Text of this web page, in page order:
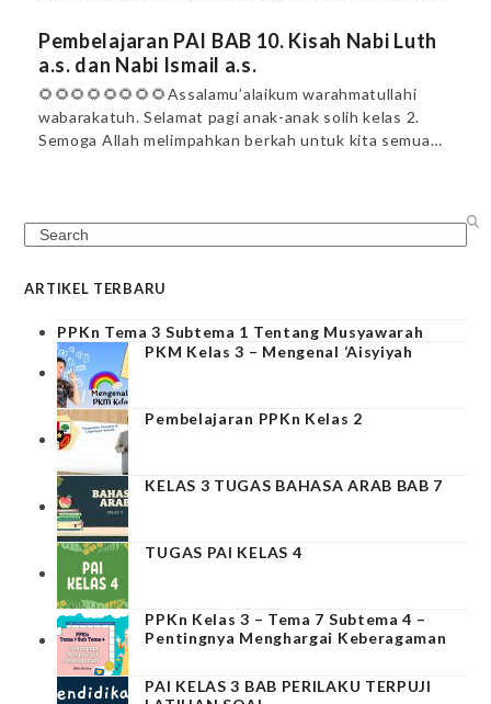
Pembelajaran PAI BAB 10. Kisah Nabi Luth
a.s. dan Nabi Ismail a.s.
🌻🌻🌻🌻🌻🌻🌻🌻Assalamu’alaikum warahmatullahi
wabarakatuh. Selamat pagi anak-anak solih kelas 2.
Semoga Allah melimpahkan berkah untuk kita semua…
Search
ARTIKEL TERBARU
PPKn Tema 3 Subtema 1 Tentang Musyawarah
PKM Kelas 3 – Mengenal ‘Aisyiyah
Pembelajaran PPKn Kelas 2
KELAS 3 TUGAS BAHASA ARAB BAB 7
TUGAS PAI KELAS 4
PPKn Kelas 3 – Tema 7 Subtema 4 –
Pentingnya Menghargai Keberagaman
PAI KELAS 3 BAB PERILAKU TERPUJI